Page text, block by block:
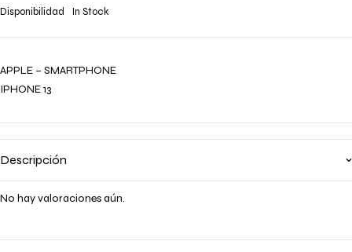
Disponibilidad
In Stock
APPLE – SMARTPHONE
IPHONE 13
Descripción
No hay valoraciones aún.